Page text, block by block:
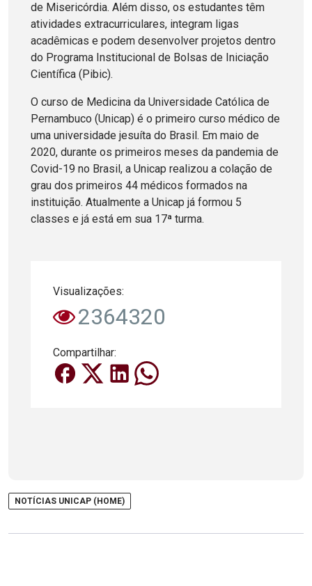
de Misericórdia. Além disso, os estudantes têm
atividades extracurriculares, integram ligas
acadêmicas e podem desenvolver projetos dentro
do Programa Institucional de Bolsas de Iniciação
Científica (Pibic).
O curso de Medicina da Universidade Católica de
Pernambuco (Unicap) é o primeiro curso médico de
uma universidade jesuíta do Brasil. Em maio de
2020, durante os primeiros meses da pandemia de
Covid-19 no Brasil, a Unicap realizou a colação de
grau dos primeiros 44 médicos formados na
instituição. Atualmente a Unicap já formou 5
classes e já está em sua 17ª turma.
Visualizações:
2364320
Compartilhar:
NOTÍCIAS UNICAP (HOME)